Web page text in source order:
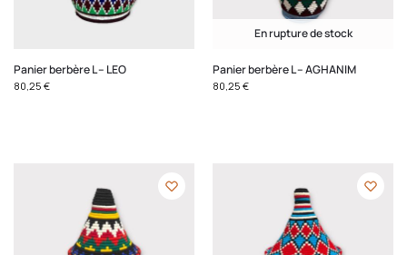
Panier berbère L – LEO
80,25 €
En rupture de stock
Panier berbère L – AGHANIM
80,25 €